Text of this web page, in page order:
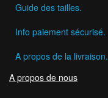
Guide des tailles.
Info paiement sécurisé.
A propos de la livraison.
A propos de nous